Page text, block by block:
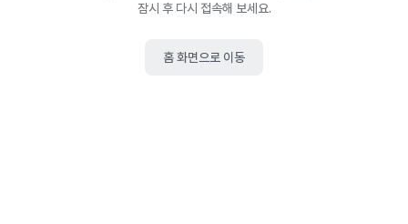
잠시 후 다시 접속해 보세요.
홈 화면으로 이동